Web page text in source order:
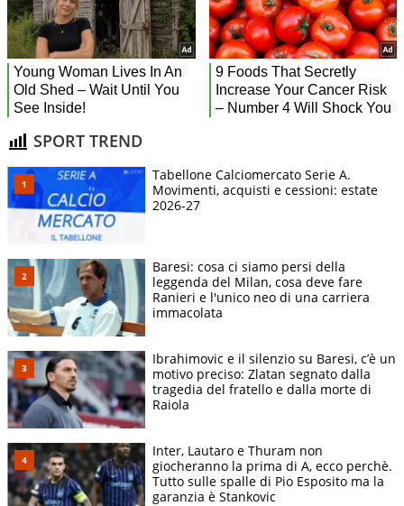
SPORT TREND
Tabellone Calciomercato Serie A.
Movimenti, acquisti e cessioni: estate
2026-27
Baresi: cosa ci siamo persi della
leggenda del Milan, cosa deve fare
Ranieri e l'unico neo di una carriera
immacolata
Ibrahimovic e il silenzio su Baresi, c’è un
motivo preciso: Zlatan segnato dalla
tragedia del fratello e dalla morte di
Raiola
Inter, Lautaro e Thuram non
giocheranno la prima di A, ecco perchè.
Tutto sulle spalle di Pio Esposito ma la
garanzia è Stankovic